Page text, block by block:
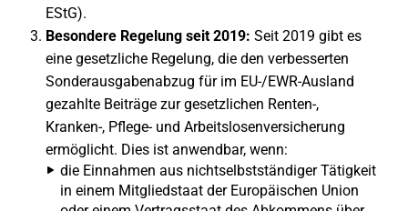
EStG).
Besondere Regelung seit 2019: Seit 2019 gibt es
eine gesetzliche Regelung, die den verbesserten
Sonderausgabenabzug für im EU-/EWR-Ausland
gezahlte Beiträge zur gesetzlichen Renten-,
Kranken-, Pflege- und Arbeitslosenversicherung
ermöglicht. Dies ist anwendbar, wenn:
die Einnahmen aus nichtselbstständiger Tätigkeit
in einem Mitgliedstaat der Europäischen Union